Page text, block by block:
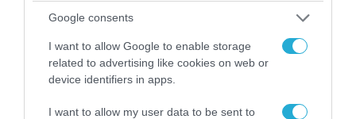
Google consents
I want to allow Google to enable storage
related to advertising like cookies on web or
device identifiers in apps.
I want to allow my user data to be sent to